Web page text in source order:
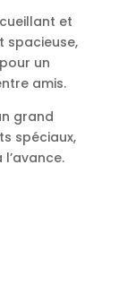
et
spacieuse,
un
amis.
grand
spéciaux,